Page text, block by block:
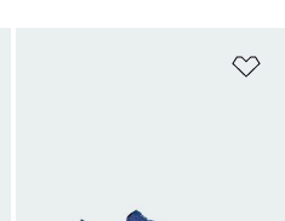
Προσθήκη στη Λίστα Επιθυμιών